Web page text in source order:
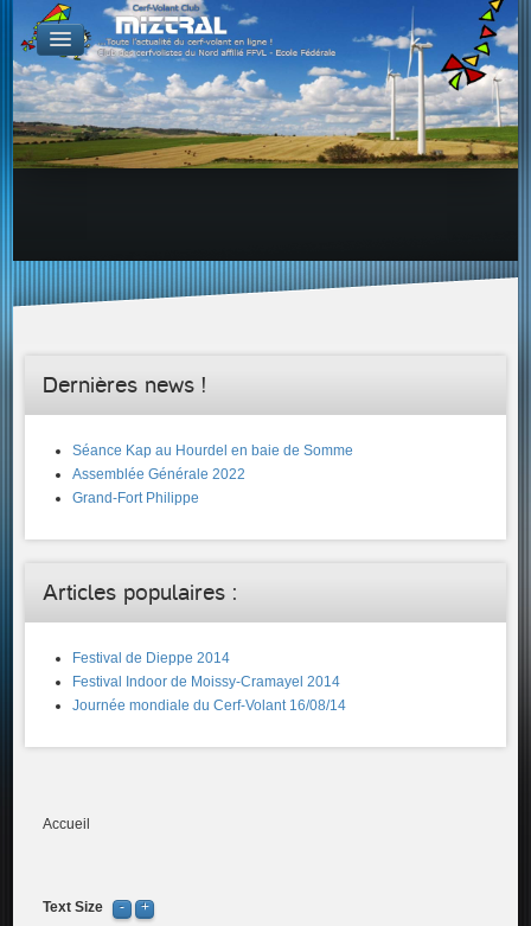
De par le monde
GALERIES
Galerie Photo
Galerie KAP
Galerie Vidéo
Proposer un lien sur votre site Web
Proposer un nouveau lien !
Dernières news !
Séance Kap au Hourdel en baie de Somme
Assemblée Générale 2022
Grand-Fort Philippe
Articles populaires :
Festival de Dieppe 2014
Festival Indoor de Moissy-Cramayel 2014
Journée mondiale du Cerf-Volant 16/08/14
Accueil
Text Size